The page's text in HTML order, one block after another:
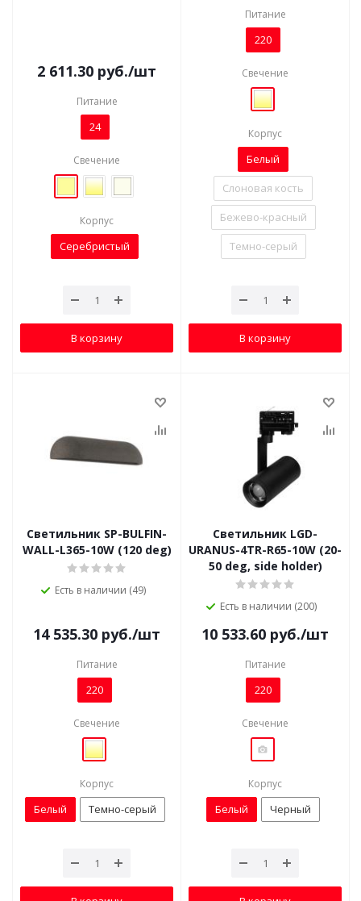
2 611.30 руб./шт
Питание
24
Свечение
Корпус
Серебристый
В корзину
Питание
220
Свечение
Корпус
Белый
Слоновая кость
Бежево-красный
Темно-серый
В корзину
Светильник SP-BULFIN-
WALL-L365-10W (120 deg)
Есть в наличии (49)
14 535.30 руб./шт
Питание
220
Свечение
Корпус
Белый Темно-серый
Светильник LGD-
URANUS-4TR-R65-10W (20-
50 deg, side holder)
Есть в наличии (200)
10 533.60 руб./шт
Питание
220
Свечение
Корпус
Белый Черный